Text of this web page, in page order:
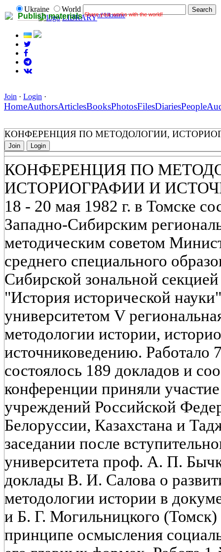
Publish materials Share your works with the world!
Ukraine
World
LIBRARYof Ukraine
Join · Login ·
HomeAuthorsArticlesBooksPhotosFilesDiariesPeople
КОНФЕРЕНЦИЯ ПО МЕТОДОЛОГИИ,
Join Login
КОНФЕРЕНЦИЯ ПО
ИСТОРИОГРАФИИ И
18 - 20 мая 1982 г. в Томске
Западно-Сибирским
методическим советом
среднего специального
Сибирской зональной
"История исторической
университетом V
методологии истории,
источниковедению. Работало
состоялось 189 докладов и
конференции приняли
учреждений Российской
Белоруссии, Казахстана и
заседании после
университета проф. А. П.
доклады В. И. Салова о
методологии истории в
и Б. Г. Могильницкого (Томск)
принципе осмысления